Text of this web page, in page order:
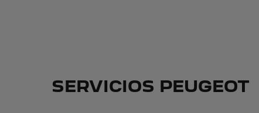
SERVICIOS PEUGEOT